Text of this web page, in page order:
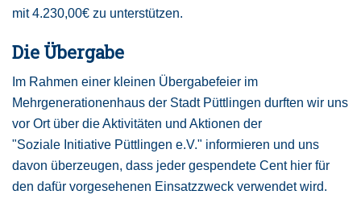
mit 4.230,00€ zu unterstützen.
Die Übergabe
Im Rahmen einer kleinen Übergabefeier im
Mehrgenerationenhaus der Stadt Püttlingen durften wir uns
vor Ort über die Aktivitäten und Aktionen der
"Soziale Initiative Püttlingen e.V." informieren und uns
davon überzeugen, dass jeder gespendete Cent hier für
den dafür vorgesehenen Einsatzzweck verwendet wird.